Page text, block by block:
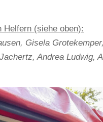
Helfern (siehe oben):
Gisela
Andrea Ludwig,